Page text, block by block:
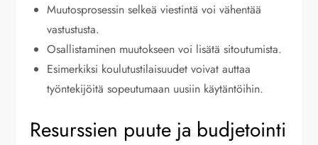
Muutosprosessin selkeä viestintä voi vähentää
vastustusta.
Osallistaminen muutokseen voi lisätä sitoutumista.
Esimerkiksi koulutustilaisuudet voivat auttaa
työntekijöitä sopeutumaan uusiin käytäntöihin.
Resurssien puute ja budjetointi